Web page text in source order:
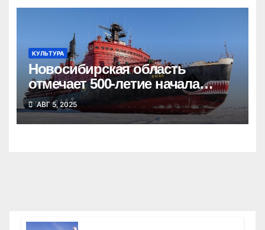
КУЛЬТУРА
Новосибирская область
отмечает 500-летие начала
освоения Северного морского
пути
АВГ 5, 2025